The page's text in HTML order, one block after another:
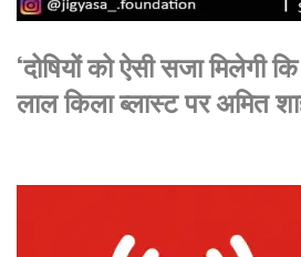
‘दोषियों को ऐसी सजा मिलेगी
लाल किला ब्लास्ट पर अमित